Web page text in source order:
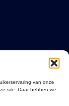
van onze
site. Daar hebben we